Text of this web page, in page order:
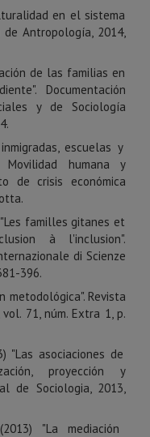
en el sistema
Antropología, 2014,
de las familias en
Documentación
y de Sociología
inmigradas, escuelas y
Movilidad humana y
de crisis económica
"Les familles gitanes et
à l'inclusion".
di Scienze
396.
metodológica". Revista
71, núm. Extra 1, p.
"Las asociaciones de
proyección y
de Sociologia, 2013,
"La mediación